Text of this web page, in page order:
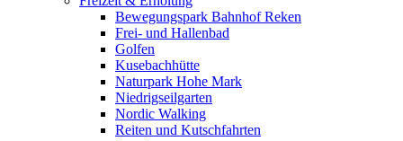
Bewegungspark Bahnhof Reken
Frei- und Hallenbad
Golfen
Kusebachhütte
Naturpark Hohe Mark
Niedrigseilgarten
Nordic Walking
Reiten und Kutschfahrten